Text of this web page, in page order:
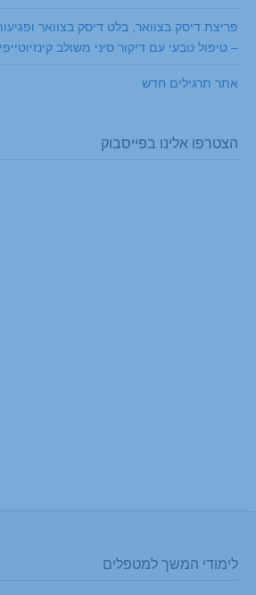
פריצת דיסק בצוואר, בלט דיסק בצוואר
– טיפול טבעי עם דיקור סיני משולב
אתר תרגילים חדש
הצטרפו אלינו בפייסבוק
לימודי המשך למטפלים